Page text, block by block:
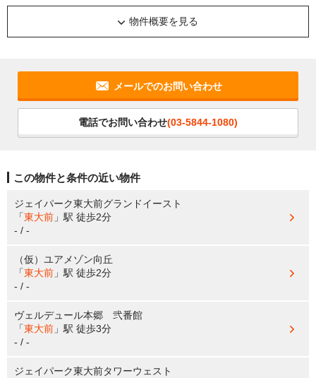
物件概要を見る
メールでのお問い合わせ
電話でお問い合わせ(03-5844-1080)
この物件と条件の近い物件
ジェイパーク東大前グランドイースト
「東大前 」駅 徒歩2分
- / -
（仮）ユアメゾン向丘
「東大前 」駅 徒歩2分
- / -
ヴェルデュール本郷 弐番館
「東大前 」駅 徒歩3分
- / -
ジェイパーク東大前タワーウェスト